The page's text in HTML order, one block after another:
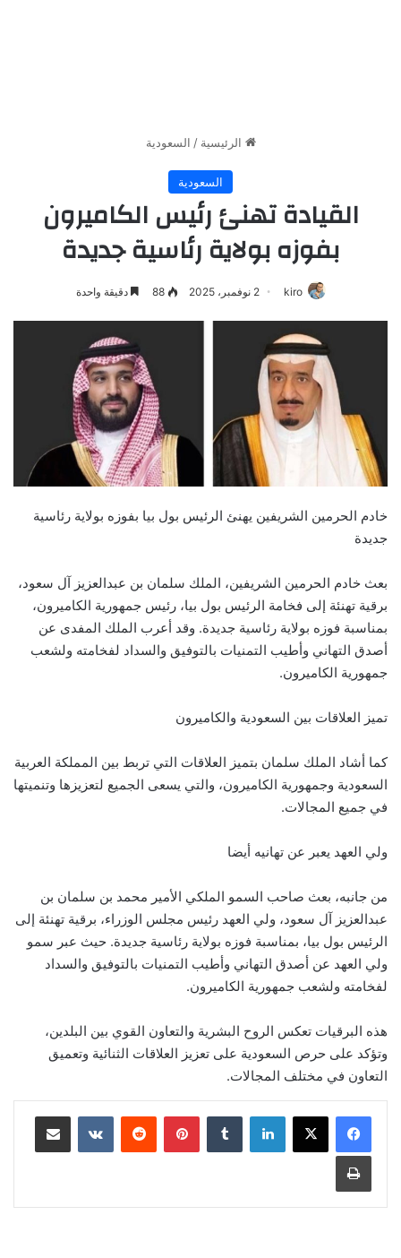
الرئيسية / السعودية
السعودية
القيادة تهنئ رئيس الكاميرون
بفوزه بولاية رئاسية جديدة
kiro 2 نوفمبر، 2025 88 دقيقة واحدة
خادم الحرمين الشريفين يهنئ الرئيس بول بيا بفوزه بولاية رئاسية
جديدة
بعث خادم الحرمين الشريفين، الملك سلمان بن عبدالعزيز آل سعود،
برقية تهنئة إلى فخامة الرئيس بول بيا، رئيس جمهورية الكاميرون،
بمناسبة فوزه بولاية رئاسية جديدة. وقد أعرب الملك المفدى عن
أصدق التهاني وأطيب التمنيات بالتوفيق والسداد لفخامته ولشعب
جمهورية الكاميرون.
تميز العلاقات بين السعودية والكاميرون
كما أشاد الملك سلمان بتميز العلاقات التي تربط بين المملكة العربية
السعودية وجمهورية الكاميرون، والتي يسعى الجميع لتعزيزها وتنميتها
في جميع المجالات.
ولي العهد يعبر عن تهانيه أيضا
من جانبه، بعث صاحب السمو الملكي الأمير محمد بن سلمان بن
عبدالعزيز آل سعود، ولي العهد رئيس مجلس الوزراء، برقية تهنئة إلى
الرئيس بول بيا، بمناسبة فوزه بولاية رئاسية جديدة. حيث عبر سمو
ولي العهد عن أصدق التهاني وأطيب التمنيات بالتوفيق والسداد
لفخامته ولشعب جمهورية الكاميرون.
هذه البرقيات تعكس الروح البشرية والتعاون القوي بين البلدين،
وتؤكد على حرص السعودية على تعزيز العلاقات الثنائية وتعميق
التعاون في مختلف المجالات.
لينكدإن بينتيريست